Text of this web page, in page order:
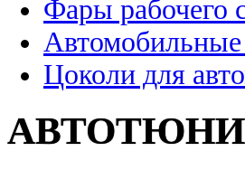
Фары рабочего
Автомобильные
Цоколи для